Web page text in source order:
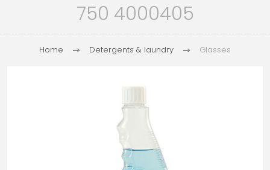
750 4000405
Home Detergents & laundry Glasses